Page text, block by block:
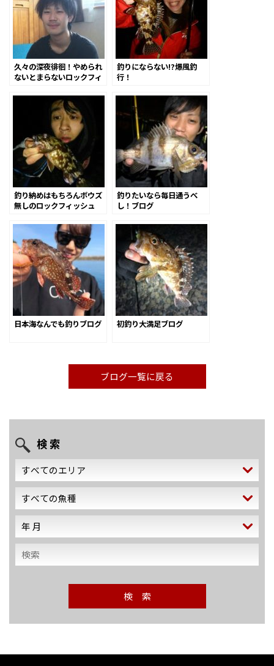
久々の深夜徘徊！やめられ
ないとまらないロックフィ
釣りにならない!?爆風釣
行！
釣り納めはもちろんボウズ
無しのロックフィッシュ
釣りたいなら毎日通うべ
し！ブログ
日本海なんでも釣りブログ 初釣り大満足ブログ
ブログ一覧に戻る
検 索
検 索